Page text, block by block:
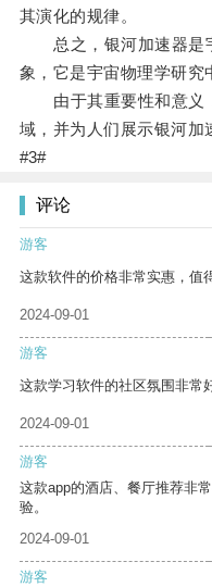
其演化的规律。
总之，银河加速器是
象，它是宇宙物理学研究
由于其重要性和意义
域，并为人们展示银河加
#3#
评论
游客
这款软件的价格非常实惠，值
2024-09-01
游客
这款学习软件的社区氛围非常
2024-09-01
游客
这款app的酒店、餐厅推荐非
验。
2024-09-01
游客